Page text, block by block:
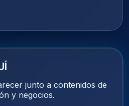
junto a contenidos de
y negocios.